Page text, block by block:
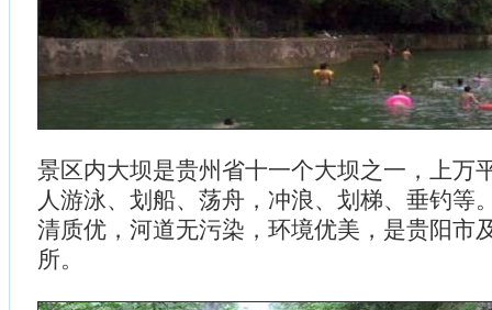
景区内大坝是贵州省十一个大坝之一，上万
人游泳、划船、荡舟，冲浪、划梯、垂钓等
清质优，河道无污染，环境优美，是贵阳市
所。